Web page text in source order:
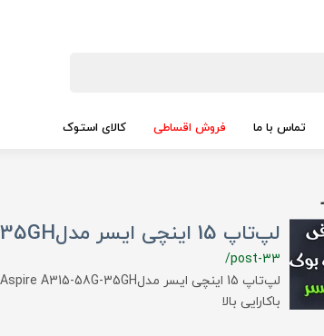
تماس با ما فروش اقساطی کالای استوک
لپ‌تاپ 15 اینچی ایسر مدلAspire A315-58G-35GH
/post-33
باکارایی بالا